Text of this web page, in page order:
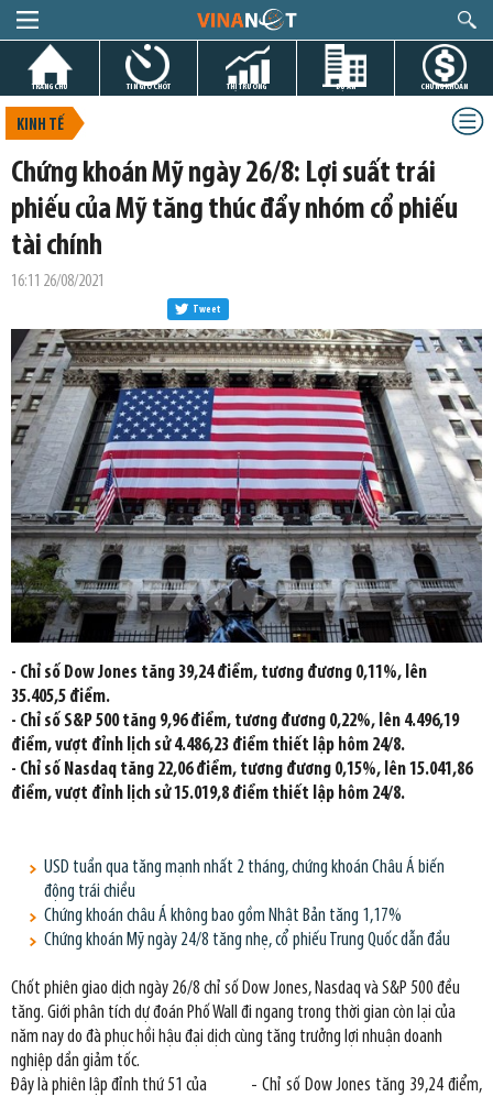
TRANG CHỦ TIN GIỜ CHÓT THỊ TRƯỜNG DỰ ÁN CHỨNG KHOÁN
KINH TẾ
Chứng khoán Mỹ ngày 26/8: Lợi suất trái
phiếu của Mỹ tăng thúc đẩy nhóm cổ phiếu
tài chính
16:11 26/08/2021
Tweet
- Chỉ số Dow Jones tăng 39,24 điểm, tương đương 0,11%, lên
35.405,5 điểm.
- Chỉ số S&P 500 tăng 9,96 điểm, tương đương 0,22%, lên 4.496,19
điểm, vượt đỉnh lịch sử 4.486,23 điểm thiết lập hôm 24/8.
- Chỉ số Nasdaq tăng 22,06 điểm, tương đương 0,15%, lên 15.041,86
điểm, vượt đỉnh lịch sử 15.019,8 điểm thiết lập hôm 24/8.
USD tuần qua tăng mạnh nhất 2 tháng, chứng khoán Châu Á biến
động trái chiều
Chứng khoán châu Á không bao gồm Nhật Bản tăng 1,17%
Chứng khoán Mỹ ngày 24/8 tăng nhẹ, cổ phiếu Trung Quốc dẫn đầu
Chốt phiên giao dịch ngày 26/8 chỉ số Dow Jones, Nasdaq và S&P 500 đều
tăng. Giới phân tích dự đoán Phố Wall đi ngang trong thời gian còn lại của
năm nay do đà phục hồi hậu đại dịch cùng tăng trưởng lợi nhuận doanh
nghiệp dần giảm tốc.
- Chỉ số Dow Jones tăng 39,24 điểm,
Đây là phiên lập đỉnh thứ 51 của